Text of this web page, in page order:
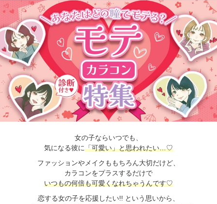
女の子ならいつでも、
気になる彼に「可愛い」と思われたい…♡
ファッションやメイクももちろん大切だけど、
カラコンをプラスするだけで
いつもの何倍も可愛くなれちゃうんです♡
恋する女の子を応援したい!! という思いから、